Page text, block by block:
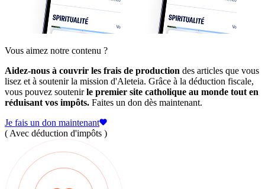
Vous aimez notre contenu ?
Aidez-nous à couvrir les frais de production des articles que vous
lisez et à soutenir la mission d'Aleteia. Grâce à la déduction fiscale,
vous pouvez soutenirle premier site catholique au monde tout en
réduisant vos impôts. Faites un don dès maintenant.
Je fais un don maintenant
( Avec déduction d'impôts )